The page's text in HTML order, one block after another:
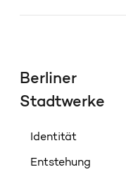
Berliner
Stadtwerke
Identität
Entstehung